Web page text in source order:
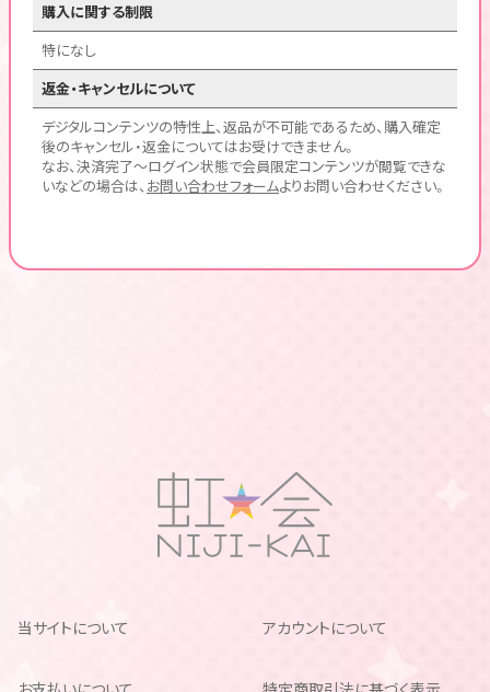
購入に関する制限
特になし
返金・キャンセルについて
デジタルコンテンツの特性上、返品が不可能であるため、購入確定
後のキャンセル・返金についてはお受けできません。
なお、決済完了〜ログイン状態で会員限定コンテンツが閲覧できな
いなどの場合は、 お問い合わせフォームよりお問い合わせください。
当サイトについて アカウントについて